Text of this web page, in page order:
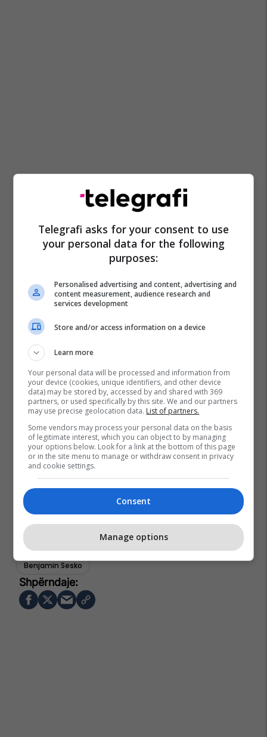
Kombëtarja E Kosovës
Benjamin Sesko
Telegrafi asks for your consent to use
your personal data for the following
purposes:
Personalised advertising and content, advertising and
content measurement, audience research and
services development
Store and/or access information on a device
Learn more
Your personal data will be processed and information from
your device (cookies, unique identifiers, and other device
data) may be stored by, accessed by and shared with 369
partners, or used specifically by this site. We and our partners
may use precise geolocation data. List of partners.
Some vendors may process your personal data on the basis
of legitimate interest, which you can object to by managing
your options below. Look for a link at the bottom of this page
or in the site menu to manage or withdraw consent in privacy
and cookie settings.
Consent
Manage options